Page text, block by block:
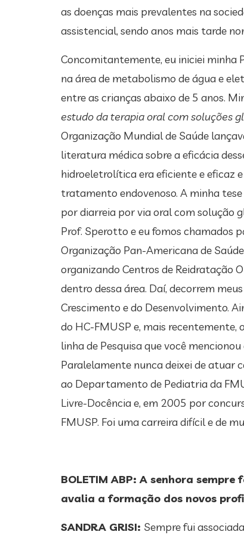
as doenças mais prevalentes na
assistencial, sendo anos mais tarde
Concomitantemente, eu iniciei minha
na área de metabolismo de água e
entre as crianças abaixo de 5 anos.
estudo da terapia oral com soluções
Organização Mundial de Saúde
literatura médica sobre a eficácia
hidroeletrolítica era eficiente e eficaz
tratamento endovenoso. A minha
por diarreia por via oral com solução
Prof. Sperotto e eu fomos chamados
Organização Pan-Americana de
organizando Centros de Reidratação
dentro dessa área. Daí, decorrem
Crescimento e do Desenvolvimento.
do HC-FMUSP e, mais
linha de Pesquisa que você
Paralelamente nunca deixei de atuar
ao Departamento de Pediatria da
Livre-Docência e, em 2005 por
FMUSP. Foi uma carreira difícil e de
BOLETIM ABP: A senhora
avalia a formação dos novos
SANDRA GRISI: Sempre fui